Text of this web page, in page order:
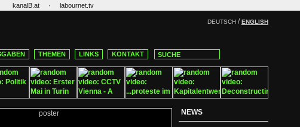
kanalB.at · labournet.tv
DEUTSCH /ENGLISH
THEMEN LINKS KONTAKT
NEWS